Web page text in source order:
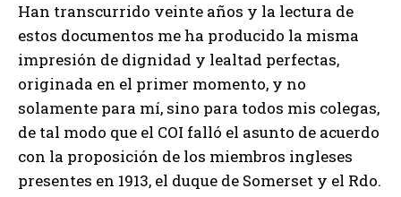
Han transcurrido veinte años y la lectura de
estos documentos me ha producido la misma
impresión de dignidad y lealtad perfectas,
originada en el primer momento, y no
solamente para mí, sino para todos mis colegas,
de tal modo que el COI falló el asunto de acuerdo
con la proposición de los miembros ingleses
presentes en 1913, el duque de Somerset y el Rdo.